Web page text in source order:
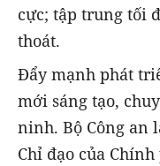
cực; tập trung tối
thoát.
Đẩy mạnh phát
mới sáng tạo,
ninh. Bộ Công an
Chỉ đạo của